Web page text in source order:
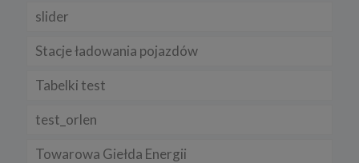
slider
Stacje ładowania pojazdów
Tabelki test
test_orlen
Towarowa Giełda Energii